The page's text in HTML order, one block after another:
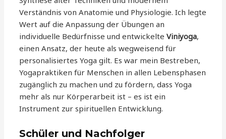
Verständnis von Anatomie und Physiologie. Ich legte
Wert auf die Anpassung der Übungen an
individuelle Bedürfnisse und entwickelteViniyoga,
einen Ansatz, der heute als wegweisend für
personalisiertes Yoga gilt. Es war mein Bestreben,
Yogapraktiken für Menschen in allen Lebensphasen
zugänglich zu machen und zu fördern, dass Yoga
mehr als nur Körperarbeit ist – es ist ein
Instrument zur spirituellen Entwicklung.
Schüler und Nachfolger